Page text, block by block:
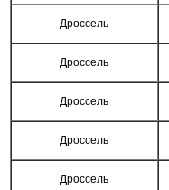
Дроссель
Дроссель
Дроссель
Дроссель
Дроссель